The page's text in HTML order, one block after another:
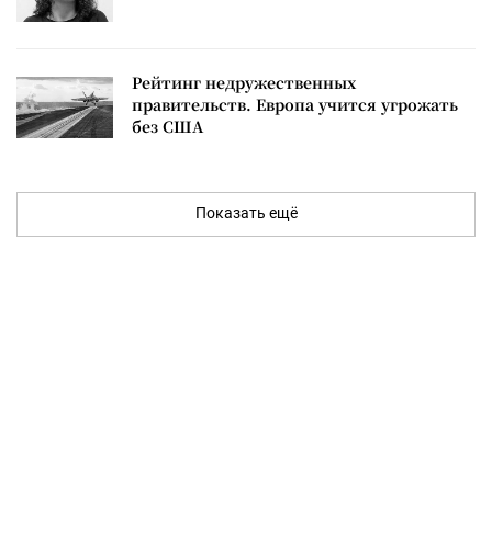
Рейтинг недружественных
правительств. Европа учится угрожать
без США
Показать ещё